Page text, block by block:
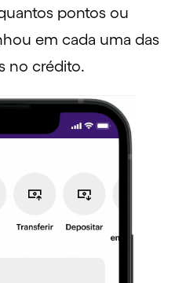
pontos ou
em cada uma das
no crédito.